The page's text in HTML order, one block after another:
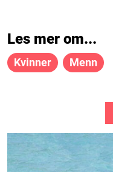
Les mer om...
Kvinner Menn